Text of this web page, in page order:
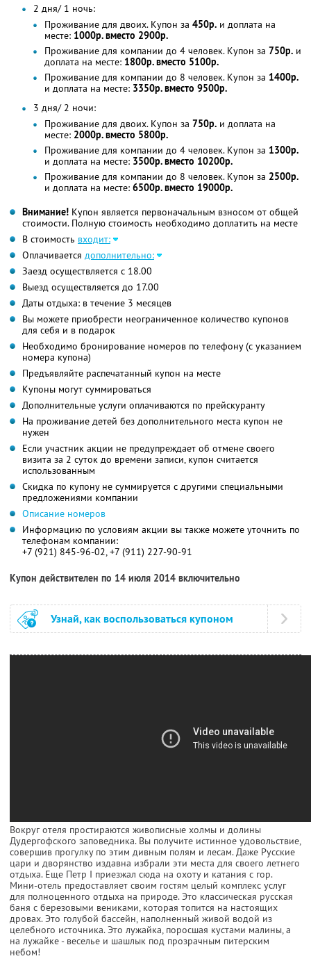
2 дня/ 1 ночь:
Проживание для двоих. Купон за 450р. и доплата на
месте: 1000р. вместо 2900р.
Проживание для компании до 4 человек. Купон за 750р. и
доплата на месте: 1800р. вместо 5100р.
Проживание для компании до 8 человек. Купон за 1400р.
и доплата на месте: 3350р. вместо 9500р.
3 дня/ 2 ночи:
Проживание для двоих. Купон за 750р. и доплата на
месте: 2000р. вместо 5800р.
Проживание для компании до 4 человек. Купон за 1300р.
и доплата на месте: 3500р. вместо 10200р.
Проживание для компании до 8 человек. Купон за 2500р.
и доплата на месте: 6500р. вместо 19000р.
Внимание! Купон является первоначальным взносом от общей
стоимости. Полную стоимость необходимо доплатить на месте
В стоимость входит:
Оплачивается дополнительно:
Заезд осуществляется с 18.00
Выезд осуществляется до 17.00
Даты отдыха: в течение 3 месяцев
Вы можете приобрести неограниченное количество купонов
для себя и в подарок
Необходимо бронирование номеров по телефону (с указанием
номера купона)
Предъявляйте распечатанный купон на месте
Купоны могут суммироваться
Дополнительные услуги оплачиваются по прейскуранту
На проживание детей без дополнительного места купон не
нужен
Если участник акции не предупреждает об отмене своего
визита за 2 суток до времени записи, купон считается
использованным
Скидка по купону не суммируется с другими специальными
предложениями компании
Описание номеров
Информацию по условиям акции вы также можете уточнить по
телефонам компании:
+7 (921) 845-96-02, +7 (911) 227-90-91
Купон действителен по 14 июля 2014 включительно
Узнай, как воспользоваться купоном
Вокруг отеля простираются живописные холмы и долины
Дудергофского заповедника. Вы получите истинное удовольствие,
совершив прогулку по этим дивным полям и лесам. Даже Русские
цари и дворянство издавна избрали эти места для своего летнего
отдыха. Еще Петр I приезжал сюда на охоту и катания с гор.
Мини-отель предоставляет своим гостям целый комплекс услуг
для полноценного отдыха на природе. Это классическая русская
баня с березовыми вениками, которая топится на настоящих
дровах. Это голубой бассейн, наполненный живой водой из
целебного источника. Это лужайка, поросшая кустами малины, а
на лужайке - веселье и шашлык под прозрачным питерским
небом!